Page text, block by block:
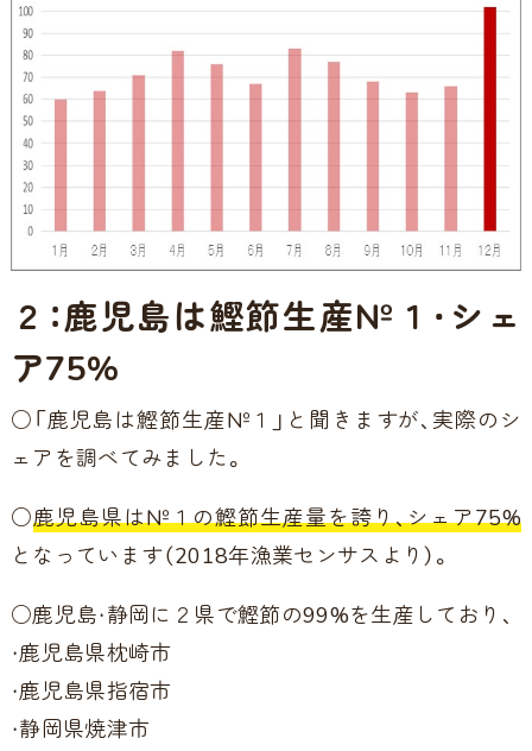
２：鹿児島は鰹節生産№１・シェ
ア75%
○「鹿児島は鰹節生産№１」と聞きますが、実際のシ
ェアを調べてみました。
○鹿児島県は№１の鰹節生産量を誇り、シェア75%
となっています（2018年漁業センサスより）。
○鹿児島・静岡に２県で鰹節の99%を生産しており、
・鹿児島県枕崎市
・鹿児島県指宿市
・静岡県焼津市